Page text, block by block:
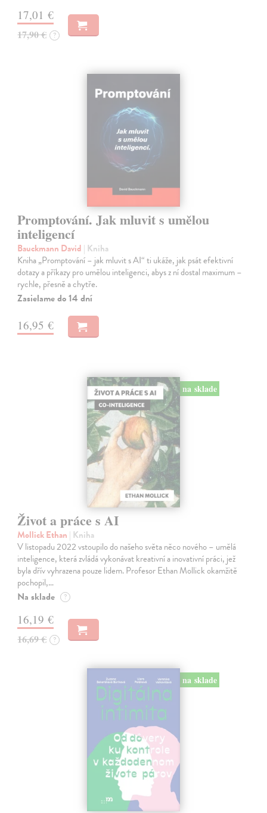
17,01 €
17,90 € ?
Promptování. Jak mluvit s umělou
inteligencí
Bauckmann David | Kniha
Kniha „Promptování – jak mluvit s AI“ ti ukáže, jak psát efektivní
dotazy a příkazy pro umělou inteligenci, abys z ní dostal maximum –
rychle, přesně a chytře.
Zasielame do 14 dní
16,95 €
na sklade
Život a práce s AI
Mollick Ethan | Kniha
V listopadu 2022 vstoupilo do našeho světa něco nového – umělá
inteligence, která zvládá vykonávat kreativní a inovativní práci, jež
byla dřív vyhrazena pouze lidem. Profesor Ethan Mollick okamžitě
pochopil,…
Na sklade ?
16,19 €
16,69 € ?
na sklade